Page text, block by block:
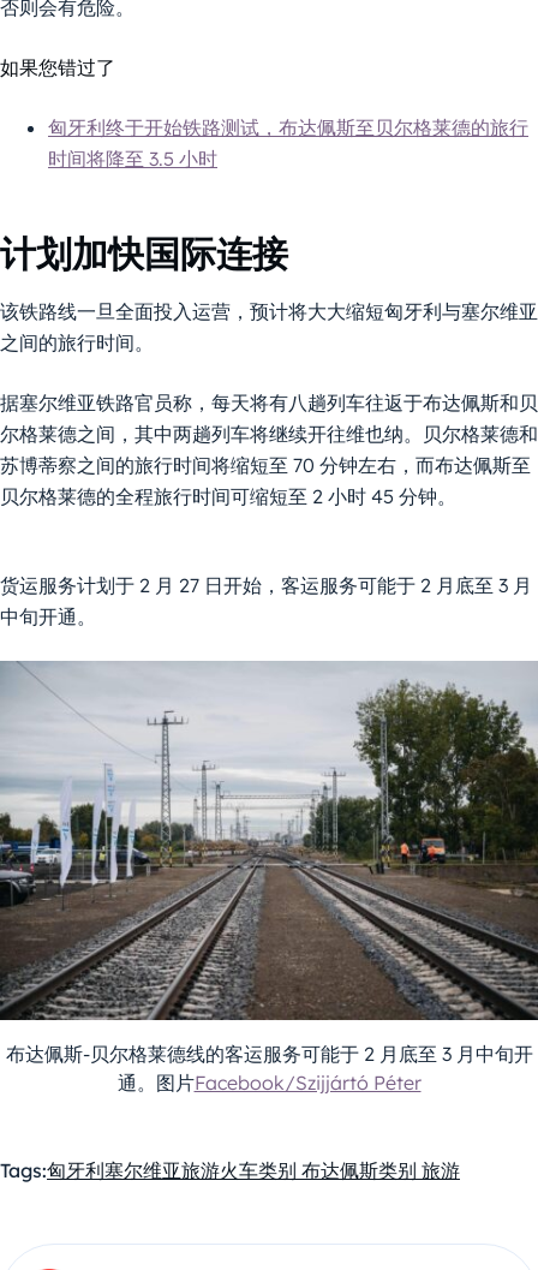
否则会有危险。
如果您错过了
匈牙利终于开始铁路测试，布达佩斯至贝尔格莱德的旅行
时间将降至 3.5 小时
计划加快国际连接
该铁路线一旦全面投入运营，预计将大大缩短匈牙利与塞尔维亚
之间的旅行时间。
据塞尔维亚铁路官员称，每天将有八趟列车往返于布达佩斯和贝
尔格莱德之间，其中两趟列车将继续开往维也纳。贝尔格莱德和
苏博蒂察之间的旅行时间将缩短至 70 分钟左右，而布达佩斯至
贝尔格莱德的全程旅行时间可缩短至 2 小时 45 分钟。
货运服务计划于 2 月 27 日开始，客运服务可能于 2 月底至 3 月
中旬开通。
布达佩斯-贝尔格莱德线的客运服务可能于 2 月底至 3 月中旬开
通。图片Facebook/Szijjártó Péter
Tags:匈牙利塞尔维亚旅游火车类别 布达佩斯类别 旅游